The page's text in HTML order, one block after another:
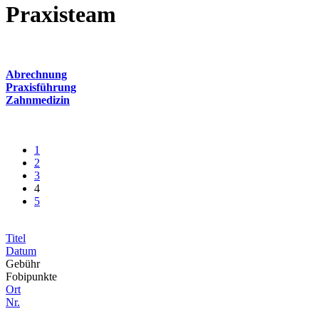
Praxisteam
Abrechnung
Praxisführung
Zahnmedizin
1
2
3
4
5
Titel
Datum
Gebühr
Fobipunkte
Ort
Nr.